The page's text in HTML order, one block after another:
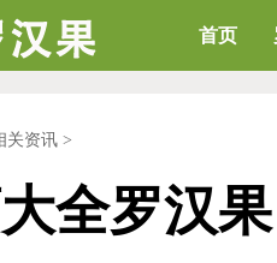
首页
关资讯>
全罗汉